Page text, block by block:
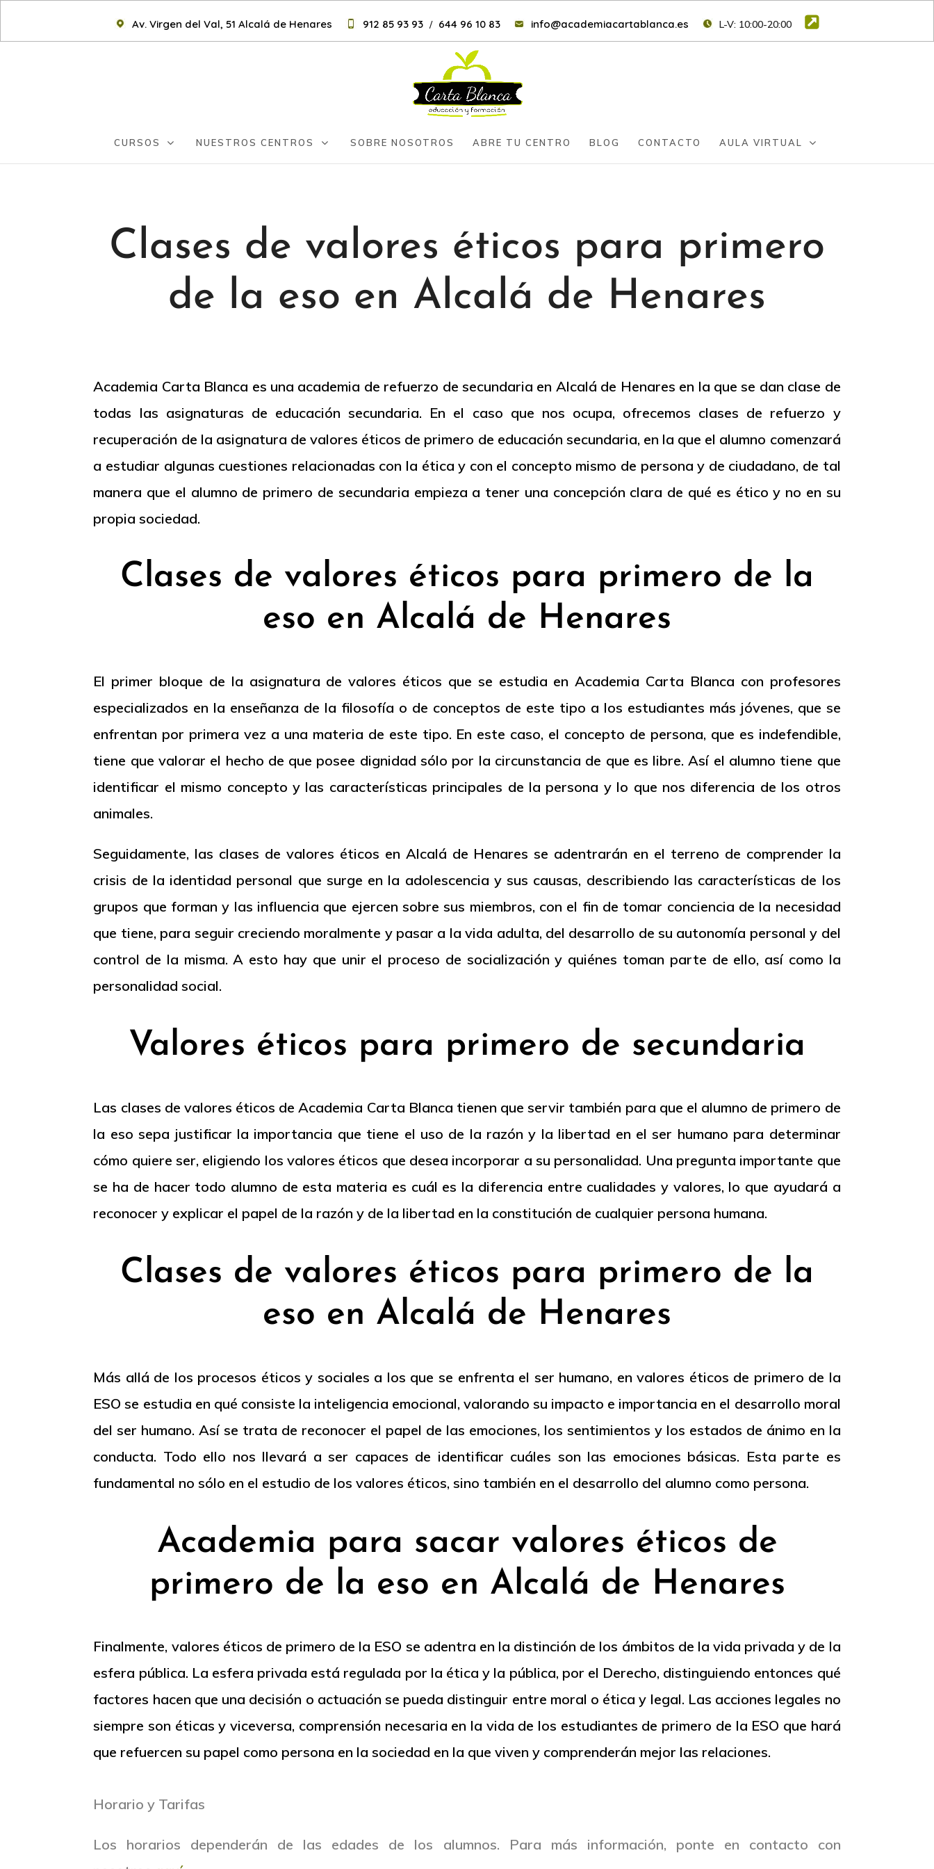
Av. Virgen del Val, 51 Alcalá de Henares 912 85 93 93 / 644 96 10 83 info@academiacartablanca.es L-V: 10:00-20:00
CURSOS NUESTROS CENTROS SOBRE NOSOTROS ABRE TU CENTRO BLOG CONTACTO AULA VIRTUAL
Clases de valores éticos para primero
de la eso en Alcalá de Henares
Academia Carta Blanca es una academia de refuerzo de secundaria en Alcalá de Henares en la que se dan clase de
todas las asignaturas de educación secundaria. En el caso que nos ocupa, ofrecemos clases de refuerzo y
recuperación de la asignatura de valores éticos de primero de educación secundaria, en la que el alumno comenzará
a estudiar algunas cuestiones relacionadas con la ética y con el concepto mismo de persona y de ciudadano, de tal
manera que el alumno de primero de secundaria empieza a tener una concepción clara de qué es ético y no en su
propia sociedad.
Clases de valores éticos para primero de la
eso en Alcalá de Henares
El primer bloque de la asignatura de valores éticos que se estudia en Academia Carta Blanca con profesores
especializados en la enseñanza de la filosofía o de conceptos de este tipo a los estudiantes más jóvenes, que se
enfrentan por primera vez a una materia de este tipo. En este caso, el concepto de persona, que es indefendible,
tiene que valorar el hecho de que posee dignidad sólo por la circunstancia de que es libre. Así el alumno tiene que
identificar el mismo concepto y las características principales de la persona y lo que nos diferencia de los otros
animales.
Seguidamente, las clases de valores éticos en Alcalá de Henares se adentrarán en el terreno de comprender la
crisis de la identidad personal que surge en la adolescencia y sus causas, describiendo las características de los
grupos que forman y las influencia que ejercen sobre sus miembros, con el fin de tomar conciencia de la necesidad
que tiene, para seguir creciendo moralmente y pasar a la vida adulta, del desarrollo de su autonomía personal y del
control de la misma. A esto hay que unir el proceso de socialización y quiénes toman parte de ello, así como la
personalidad social.
Valores éticos para primero de secundaria
Las clases de valores éticos de Academia Carta Blanca tienen que servir también para que el alumno de primero de
la eso sepa justificar la importancia que tiene el uso de la razón y la libertad en el ser humano para determinar
cómo quiere ser, eligiendo los valores éticos que desea incorporar a su personalidad. Una pregunta importante que
se ha de hacer todo alumno de esta materia es cuál es la diferencia entre cualidades y valores, lo que ayudará a
reconocer y explicar el papel de la razón y de la libertad en la constitución de cualquier persona humana.
Clases de valores éticos para primero de la
eso en Alcalá de Henares
Más allá de los procesos éticos y sociales a los que se enfrenta el ser humano, en valores éticos de primero de la
ESO se estudia en qué consiste la inteligencia emocional, valorando su impacto e importancia en el desarrollo moral
del ser humano. Así se trata de reconocer el papel de las emociones, los sentimientos y los estados de ánimo en la
conducta. Todo ello nos llevará a ser capaces de identificar cuáles son las emociones básicas. Esta parte es
fundamental no sólo en el estudio de los valores éticos, sino también en el desarrollo del alumno como persona.
Academia para sacar valores éticos de
primero de la eso en Alcalá de Henares
Finalmente, valores éticos de primero de la ESO se adentra en la distinción de los ámbitos de la vida privada y de la
esfera pública. La esfera privada está regulada por la ética y la pública, por el Derecho, distinguiendo entonces qué
factores hacen que una decisión o actuación se pueda distinguir entre moral o ética y legal. Las acciones legales no
siempre son éticas y viceversa, comprensión necesaria en la vida de los estudiantes de primero de la ESO que hará
que refuercen su papel como persona en la sociedad en la que viven y comprenderán mejor las relaciones.
Horario y Tarifas
Los horarios dependerán de las edades de los alumnos. Para más información, ponte en contacto con